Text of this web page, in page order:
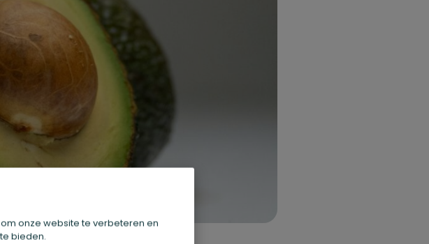
onze website te verbeteren en
bieden.